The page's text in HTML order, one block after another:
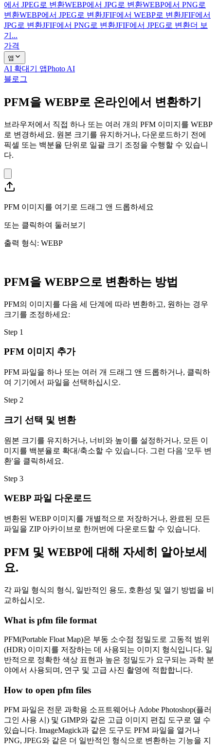
에서 JPEG로 변환WEBP에서 JPG로 변환WEBP에서 PNG로
변환WEBP에서 JPEG로 변환JFIF에서 WEBP로 변환JFIF에서
JPG로 변환JFIF에서 PNG로 변환JFIF에서 JPEG로 변환더 보
기...
가격
앱
AI 확대기 앱Photo AI
블로그
PFM을 WEBP로 온라인에서 변환하기
브라우저에서 직접 하나 또는 여러 개의 PFM 이미지를 WEBP
로 변경하세요. 원본 크기를 유지하거나, 다운로드하기 전에
픽셀 또는 백분율 단위로 일괄 크기 조정을 수행할 수 있습니
다.
PFM 이미지를 여기로 드래그 앤 드롭하세요
또는 클릭하여 둘러보기
출력 형식: WEBP
PFM을 WEBP으로 변환하는 방법
PFM의 이미지를 다음 세 단계에 따라 변환하고, 원하는 경우
크기를 조정하세요:
Step 1
PFM 이미지 추가
PFM 파일을 하나 또는 여러 개 드래그 앤 드롭하거나, 클릭하
여 기기에서 파일을 선택하십시오.
Step 2
크기 선택 및 변환
원본 크기를 유지하거나, 너비와 높이를 설정하거나, 모든 이
미지를 백분율로 확대/축소할 수 있습니다. 그런 다음 '모두 변
환'을 클릭하세요.
Step 3
WEBP 파일 다운로드
변환된 WEBP 이미지를 개별적으로 저장하거나, 완료된 모든
파일을 ZIP 아카이브로 한꺼번에 다운로드할 수 있습니다.
PFM 및 WEBP에 대해 자세히 알아보세
요.
각 파일 형식의 형식, 일반적인 용도, 호환성 및 열기 방법을 비
교하십시오.
What is pfm file format
PFM(Portable Float Map)은 부동 소수점 정밀도로 고동적 범위
(HDR) 이미지를 저장하는 데 사용되는 이미지 형식입니다. 일
반적으로 정확한 색상 표현과 높은 정밀도가 요구되는 과학 분
야에서 사용되며, 연구 및 고급 사진 촬영에 적합합니다.
How to open pfm files
PFM 파일은 전문 과학용 소프트웨어나 Adobe Photoshop(플러
그인 사용 시) 및 GIMP와 같은 고급 이미지 편집 도구로 열 수
있습니다. ImageMagick과 같은 도구도 PFM 파일을 열거나
PNG, JPEG와 같은 더 일반적인 형식으로 변환하는 기능을 지